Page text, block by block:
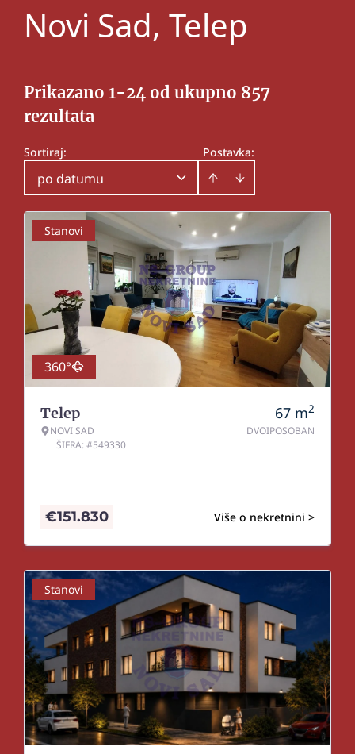
Novi Sad, Telep
Prikazano 1-24 od ukupno 857
rezultata
Postavka:
Sortiraj:
po datumu
Stanovi
360°
Telep
NOVI SAD
ŠIFRA: #549330
67 m2
DVOIPOSOBAN
Više o nekretnini >
€151.830
Stanovi